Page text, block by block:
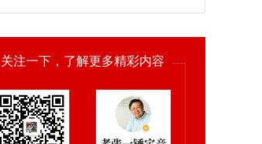
关注一下，了解更多精彩内容